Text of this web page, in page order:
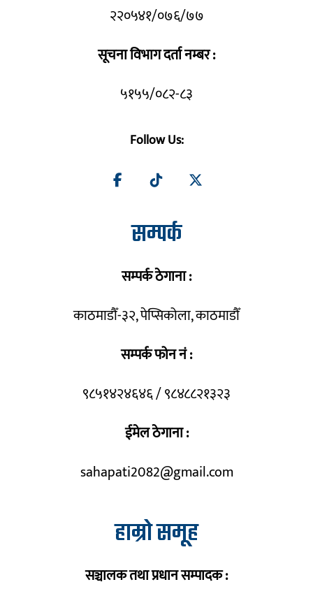
२२०५४१/०७६/७७
सूचना विभाग दर्ता नम्बर :
५१५५/०८२-८३
Follow Us:
सम्पर्क
सम्पर्क ठेगाना :
काठमाडौँ-३२, पेप्सिकोला, काठमाडौँ
सम्पर्क फोन नं :
९८५१४२४६४६ / ९८४८८२१३२३
ईमेल ठेगाना :
sahapati2082@gmail.com
हाम्रो समूह
सञ्चालक तथा प्रधान सम्पादक :